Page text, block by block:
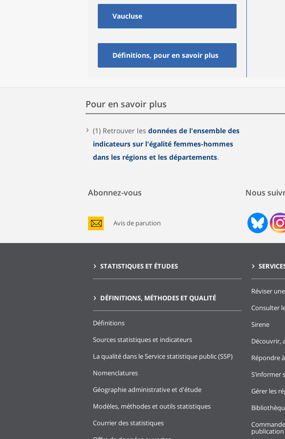
Vaucluse
Définitions, pour en savoir plus
Pour en savoir plus
(1) Retrouver les données de l'ensemble des
indicateurs sur l'égalité femmes-hommes
dans les régions et les départements.
Abonnez-vous
Avis de parution
Nous
STATISTIQUES ET ÉTUDES
DÉFINITIONS, MÉTHODES ET QUALITÉ
Définitions
Sources statistiques et indicateurs
La qualité dans le Service statistique public (SSP)
Nomenclatures
Géographie administrative et d'étude
Modèles, méthodes et outils statistiques
Courrier des statistiques
Réviser
Consulter
Sirene
Découvrir,
Répondre
S’informer
Gérer les
publication